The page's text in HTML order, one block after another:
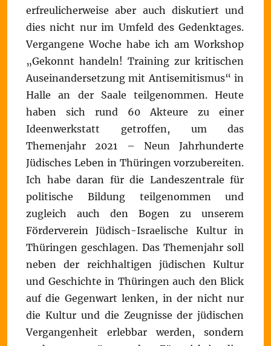
erfreulicherweise aber auch diskutiert und
dies nicht nur im Umfeld des Gedenktages.
Vergangene Woche habe ich am Workshop
„Gekonnt handeln! Training zur kritischen
Auseinandersetzung mit Antisemitismus“ in
Halle an der Saale teilgenommen. Heute
haben sich rund 60 Akteure zu einer
Ideenwerkstatt getroffen, um das
Themenjahr 2021 – Neun Jahrhunderte
Jüdisches Leben in Thüringen vorzubereiten.
Ich habe daran für die Landeszentrale für
politische Bildung teilgenommen und
zugleich auch den Bogen zu unserem
Förderverein Jüdisch-Israelische Kultur in
Thüringen geschlagen. Das Themenjahr soll
neben der reichhaltigen jüdischen Kultur
und Geschichte in Thüringen auch den Blick
auf die Gegenwart lenken, in der nicht nur
die Kultur und die Zeugnisse der jüdischen
Vergangenheit erlebbar werden, sondern